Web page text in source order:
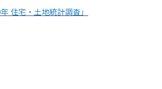
住宅・土地統計調査」